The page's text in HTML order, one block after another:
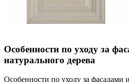
Особенности по уходу за
натурального дерева
Особенности по уходу за фасадами